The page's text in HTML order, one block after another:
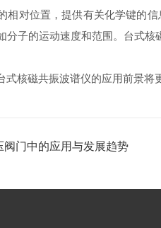
相对位置，提供有关化学键的
分子的运动速度和范围。台式
磁共振波谱仪的应用前景将
阀门中的应用与发展趋势